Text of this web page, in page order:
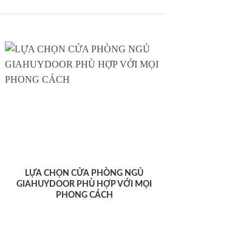
LỰA CHỌN CỬA PHÒNG NGỦ
GIAHUYDOOR PHÙ HỢP VỚI MỌI
PHONG CÁCH